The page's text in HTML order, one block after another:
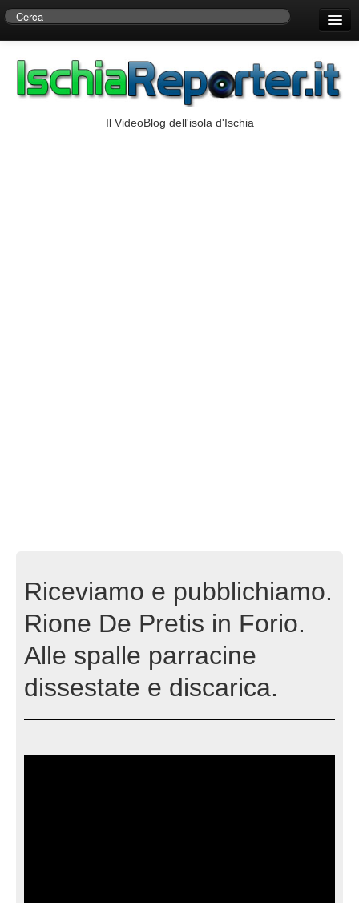
Centro di Ricerche Storiche D’Ambra
Il VideoBlog dell'isola d'Ischia
Riceviamo e pubblichiamo.
Rione De Pretis in Forio.
Alle spalle parracine
dissestate e discarica.